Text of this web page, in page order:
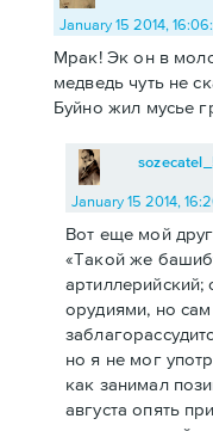
January 15 2014,
Мрак! Эк он в
медведь чуть не
Буйно жил мусье
January 15 2014,
Вот еще мой
«Такой же
орудиями, но сам
но я не мог
как занимал
августа опять